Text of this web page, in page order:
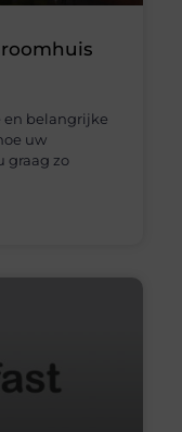
en belangrijke
uw
graag zo